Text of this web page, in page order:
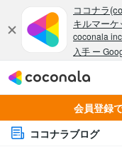
会員登録
ココナラブログ